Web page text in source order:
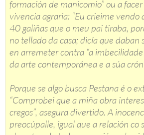
formación de manicomio” ou a
vivencia agraria: “Eu crieime
40 galiñas que o meu pai tiraba,
no tellado da casa; dicía que daban
en arremeter contra “a
da arte contemporánea e a súa
Porque se algo busca Pestana é o
“Comprobei que a miña obra
cregos”, asegura divertido. A
preocúpalle, igual que a relación co